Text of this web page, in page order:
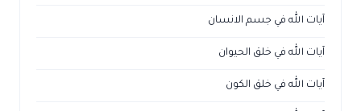
آيات الله في جسم الانسان
آيات الله في خلق الحيوان
آيات الله في خلق الكون